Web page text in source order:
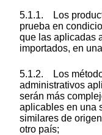
5.1.1. Los
prueba en
que las aplicadas
importados, en
5.1.2. Los
administrativos
serán más
aplicables en una
similares de
otro país;